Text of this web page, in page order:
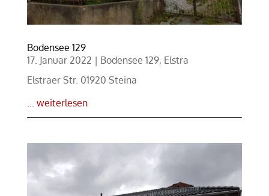
Bodensee 129
17. Januar 2022 | Bodensee 129, Elstra
Elstraer Str. 01920 Steina
... weiterlesen